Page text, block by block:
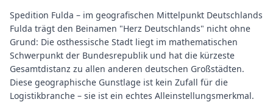
Spedition Fulda – im geografischen Mittelpunkt Deutschlands
Fulda trägt den Beinamen "Herz Deutschlands" nicht ohne
Grund: Die osthessische Stadt liegt im mathematischen
Schwerpunkt der Bundesrepublik und hat die kürzeste
Gesamtdistanz zu allen anderen deutschen Großstädten.
Diese geographische Gunstlage ist kein Zufall für die
Logistikbranche – sie ist ein echtes Alleinstellungsmerkmal.